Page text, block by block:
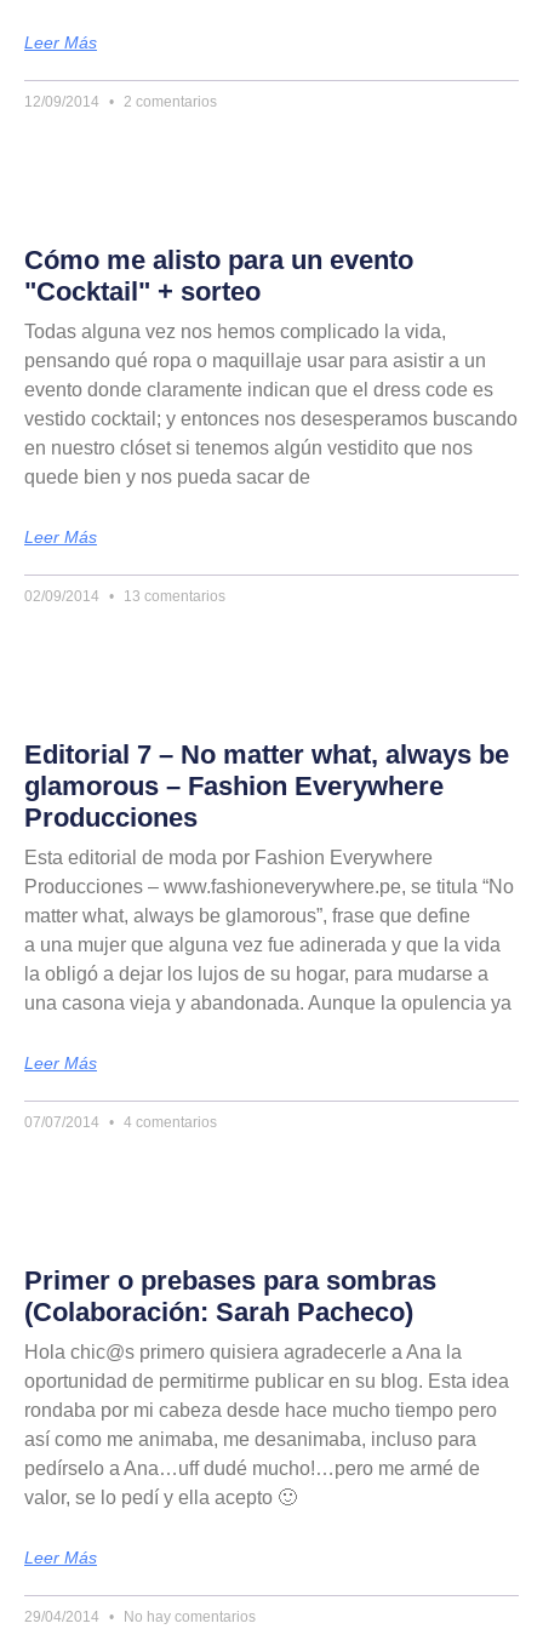
Leer Más
12/09/2014 2 comentarios
Cómo me alisto para un evento
"Cocktail" + sorteo
Todas alguna vez nos hemos complicado la vida,
pensando qué ropa o maquillaje usar para asistir a un
evento donde claramente indican que el dress code es
vestido cocktail; y entonces nos desesperamos buscando
en nuestro clóset si tenemos algún vestidito que nos
quede bien y nos pueda sacar de
Leer Más
02/09/2014 13 comentarios
Editorial 7 – No matter what, always be
glamorous – Fashion Everywhere
Producciones
Esta editorial de moda por Fashion Everywhere
Producciones – www.fashioneverywhere.pe, se titula “No
matter what, always be glamorous”, frase que define
a una mujer que alguna vez fue adinerada y que la vida
la obligó a dejar los lujos de su hogar, para mudarse a
una casona vieja y abandonada. Aunque la opulencia ya
Leer Más
07/07/2014 4 comentarios
Primer o prebases para sombras
(Colaboración: Sarah Pacheco)
Hola chic@s primero quisiera agradecerle a Ana la
oportunidad de permitirme publicar en su blog. Esta idea
rondaba por mi cabeza desde hace mucho tiempo pero
así como me animaba, me desanimaba, incluso para
pedírselo a Ana…uff dudé mucho!…pero me armé de
valor, se lo pedí y ella acepto 🙂
Leer Más
29/04/2014 No hay comentarios